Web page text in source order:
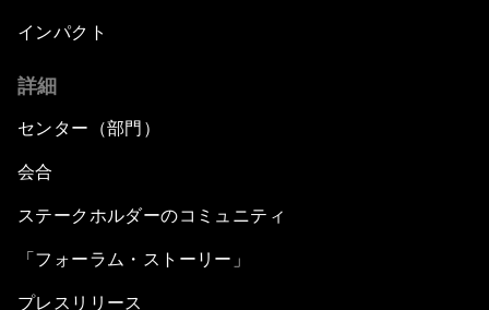
インパクト
詳細
センター（部門）
会合
ステークホルダーのコミュニティ
「フォーラム・ストーリー」
プレスリリース